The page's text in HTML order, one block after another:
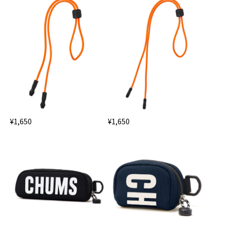
¥1,650 ¥1,650